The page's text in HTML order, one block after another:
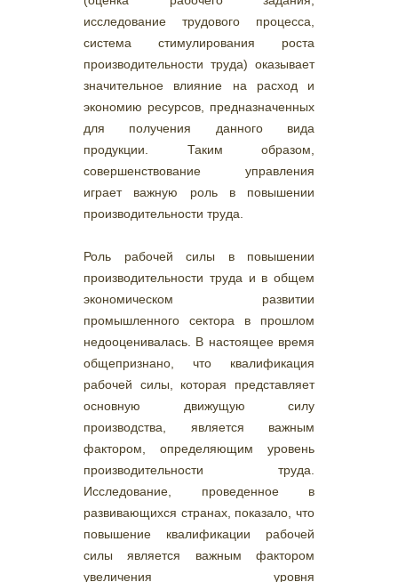
исследование трудового процесса,
система стимулирования роста
производительности труда) оказывает
значительное влияние на расход и
экономию ресурсов, предназначенных
для получения данного вида
продукции. Таким образом,
совершенствование управления
играет важную роль в повышении
производительности труда.
Роль рабочей силы в повышении
производительности труда и в общем
экономическом развитии
промышленного сектора в прошлом
недооценивалась. В настоящее время
общепризнано, что квалификация
рабочей силы, которая представляет
основную движущую силу
производства, является важным
фактором, определяющим уровень
производительности труда.
Исследование, проведенное в
развивающихся странах, показало, что
повышение квалификации рабочей
силы является важным фактором
увеличения уровня